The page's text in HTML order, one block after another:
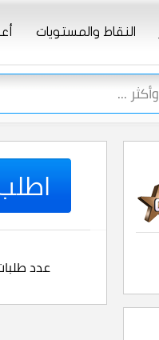
النقاط والمستويات
اطلب
عدد